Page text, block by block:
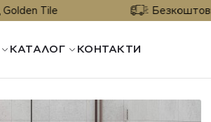
Tile Безкоштовна
КАТАЛОГ КОНТАКТИ